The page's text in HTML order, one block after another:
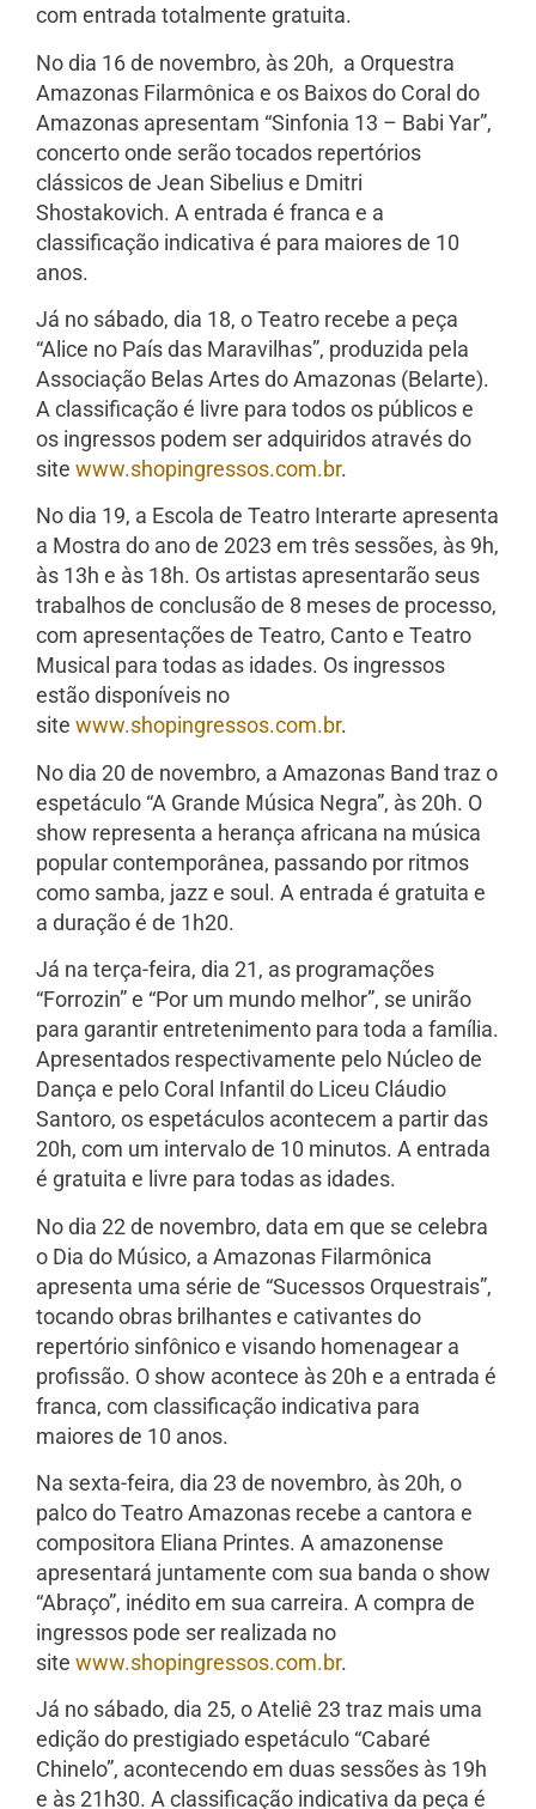
com entrada totalmente gratuita.
No dia 16 de novembro, às 20h, a Orquestra
Amazonas Filarmônica e os Baixos do Coral do
Amazonas apresentam “Sinfonia 13 – Babi Yar”,
concerto onde serão tocados repertórios
clássicos de Jean Sibelius e Dmitri
Shostakovich. A entrada é franca e a
classificação indicativa é para maiores de 10
anos.
Já no sábado, dia 18, o Teatro recebe a peça
“Alice no País das Maravilhas”, produzida pela
Associação Belas Artes do Amazonas (Belarte).
A classificação é livre para todos os públicos e
os ingressos podem ser adquiridos através do
site www.shopingressos.com.br.
No dia 19, a Escola de Teatro Interarte apresenta
a Mostra do ano de 2023 em três sessões, às 9h,
às 13h e às 18h. Os artistas apresentarão seus
trabalhos de conclusão de 8 meses de processo,
com apresentações de Teatro, Canto e Teatro
Musical para todas as idades. Os ingressos
estão disponíveis no
site www.shopingressos.com.br.
No dia 20 de novembro, a Amazonas Band traz o
espetáculo “A Grande Música Negra”, às 20h. O
show representa a herança africana na música
popular contemporânea, passando por ritmos
como samba, jazz e soul. A entrada é gratuita e
a duração é de 1h20.
Já na terça-feira, dia 21, as programações
“Forrozin” e “Por um mundo melhor”, se unirão
para garantir entretenimento para toda a família.
Apresentados respectivamente pelo Núcleo de
Dança e pelo Coral Infantil do Liceu Cláudio
Santoro, os espetáculos acontecem a partir das
20h, com um intervalo de 10 minutos. A entrada
é gratuita e livre para todas as idades.
No dia 22 de novembro, data em que se celebra
o Dia do Músico, a Amazonas Filarmônica
apresenta uma série de “Sucessos Orquestrais”,
tocando obras brilhantes e cativantes do
repertório sinfônico e visando homenagear a
profissão. O show acontece às 20h e a entrada é
franca, com classificação indicativa para
maiores de 10 anos.
Na sexta-feira, dia 23 de novembro, às 20h, o
palco do Teatro Amazonas recebe a cantora e
compositora Eliana Printes. A amazonense
apresentará juntamente com sua banda o show
“Abraço”, inédito em sua carreira. A compra de
ingressos pode ser realizada no
site www.shopingressos.com.br.
Já no sábado, dia 25, o Ateliê 23 traz mais uma
edição do prestigiado espetáculo “Cabaré
Chinelo”, acontecendo em duas sessões às 19h
e às 21h30. A classificação indicativa da peça é